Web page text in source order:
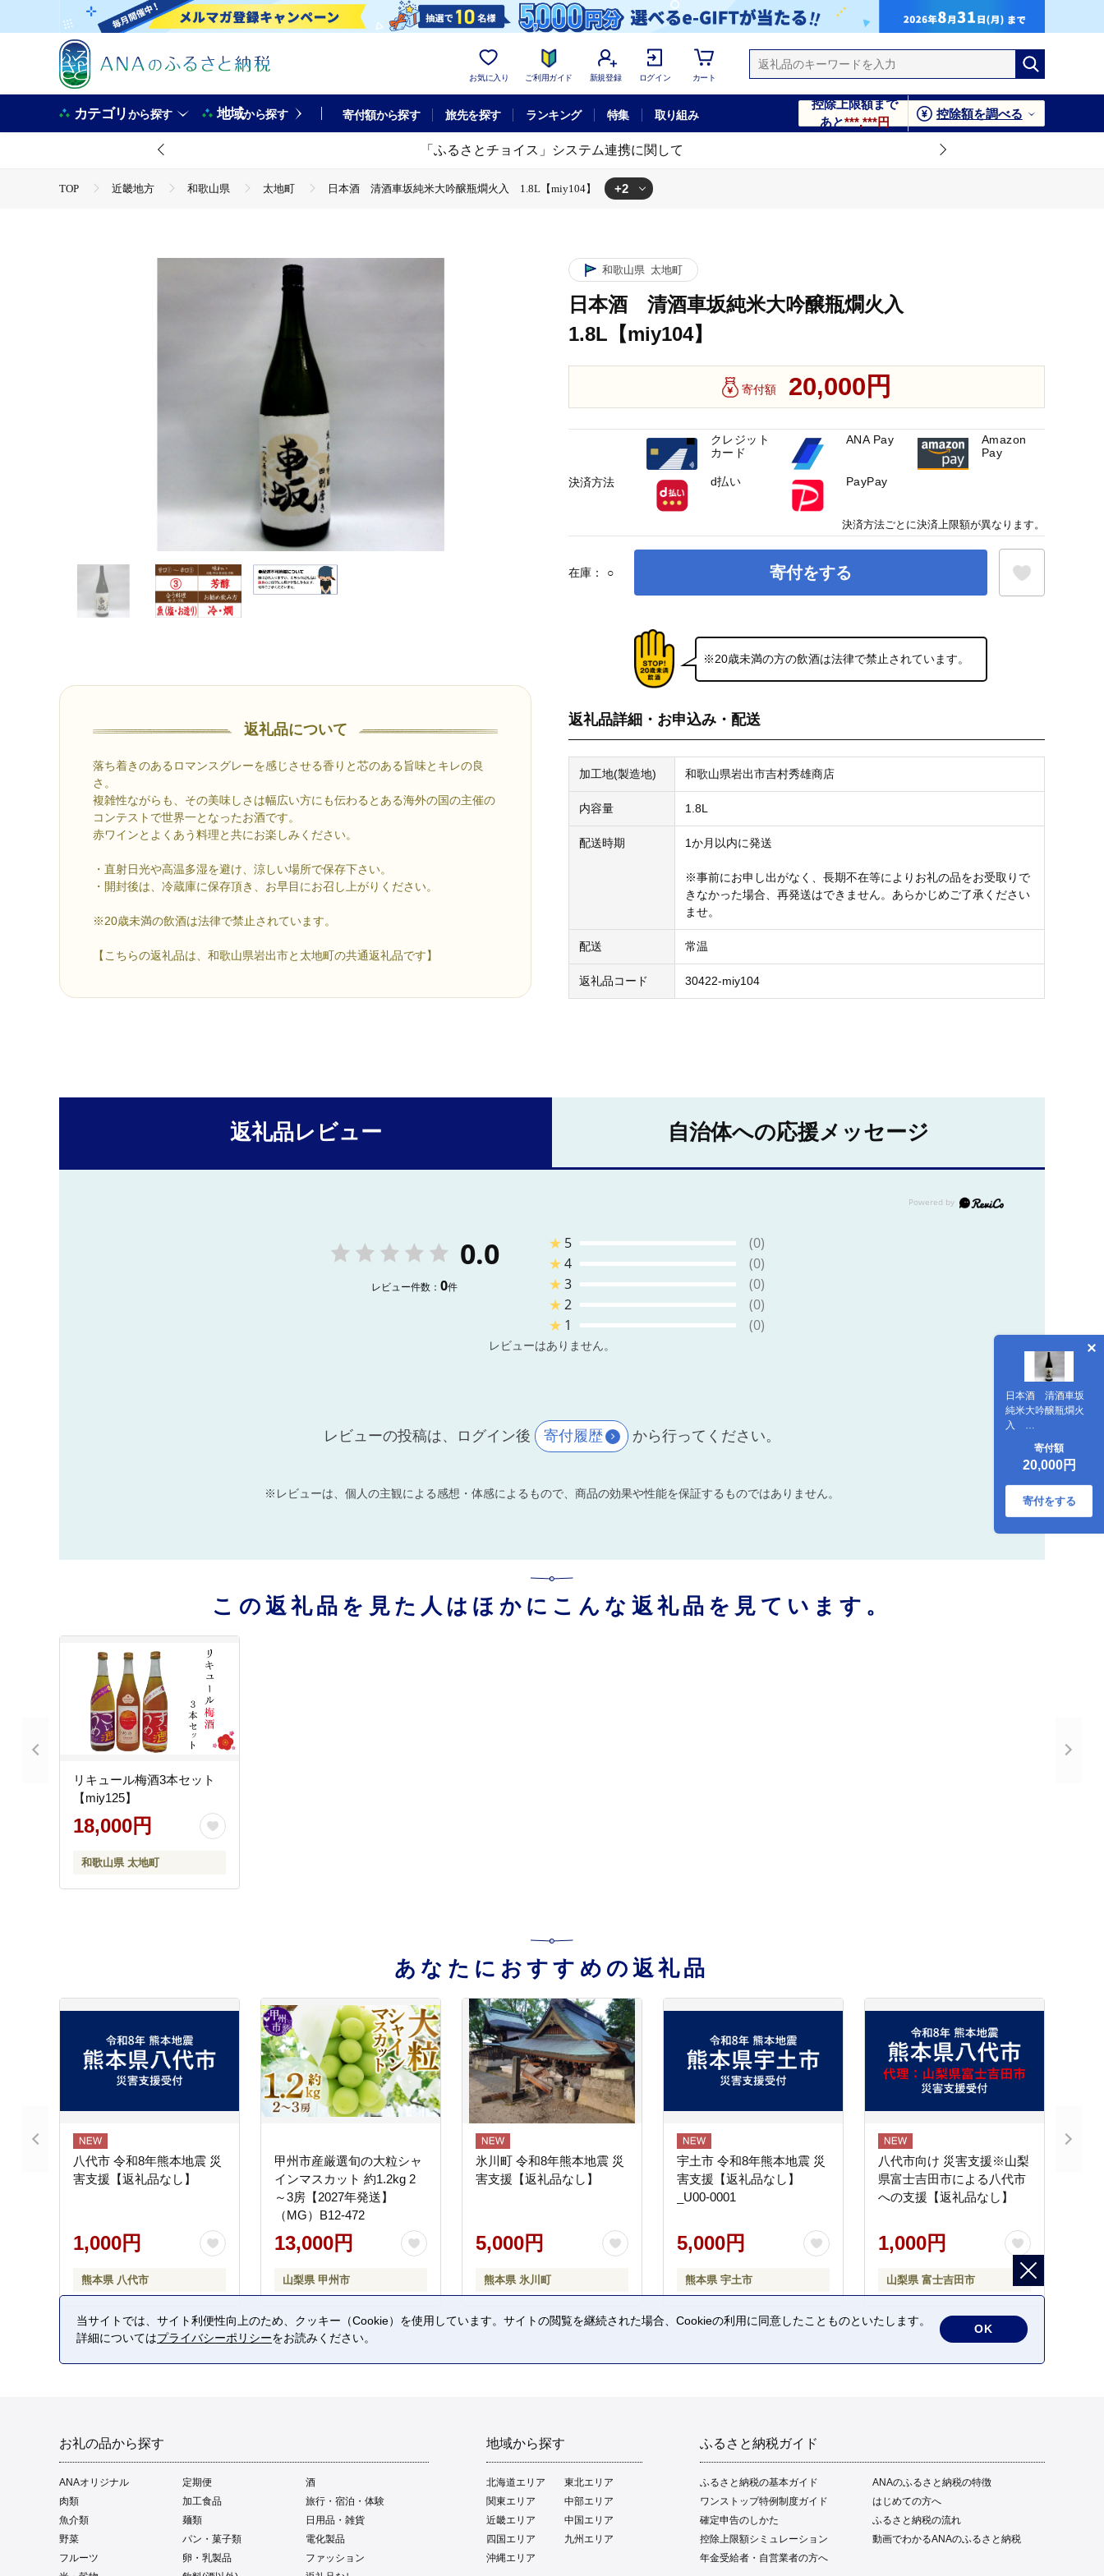
お気に入り ご利用ガイド 新規登録 ログイン カート
カテゴリから探す 地域から探す 寄付額から探す 旅先を探す ランキング 特集 取り組み
控除上限額まで
あと***,***円
控除額を調べる
「ふるさとチョイス」システム連携に関して
TOP 近畿地方 和歌山県 太地町 日本酒 清酒車坂純米大吟醸瓶燗火入 1.8L【miy104】 +2
返礼品について
落ち着きのあるロマンスグレーを感じさせる香りと芯のある旨味とキレの良
さ。
複雑性ながらも、その美味しさは幅広い方にも伝わるとある海外の国の主催の
コンテストで世界一となったお酒です。
赤ワインとよくあう料理と共にお楽しみください。
・直射日光や高温多湿を避け、涼しい場所で保存下さい。
・開封後は、冷蔵庫に保存頂き、お早目にお召し上がりください。
※20歳未満の飲酒は法律で禁止されています。
【こちらの返礼品は、和歌山県岩出市と太地町の共通返礼品です】
和歌山県 太地町
日本酒 清酒車坂純米大吟醸瓶燗火入
1.8L【miy104】
寄付額 20,000円
在庫： ○ 寄付をする
日本酒 清酒車坂
純米大吟醸瓶燗火
入
1.8L【miy104】
寄付額
20,000円
寄付をする
※20歳未満の方の飲酒は法律で禁止されています。
返礼品詳細・お申込み・配送
加工地(製造地) 和歌山県岩出市吉村秀雄商店
内容量 1.8L
配送時期 1か月以内に発送
※事前にお申し出がなく、長期不在等によりお礼の品をお受取りで
きなかった場合、再発送はできません。あらかじめご了承ください
ませ。
配送 常温
返礼品コード 30422-miy104
決済方法
クレジット
カード
ANA Pay
Amazon
Pay
d払い PayPay
決済方法ごとに決済上限額が異なります。
返礼品レビュー 自治体への応援メッセージ
0.0
レビュー件数： 0件
★ 5
(0)
★4
(0)
★3
(0)
★2
(0)
★ 1 (0)
レビューはありません。
レビューの投稿は、ログイン後 寄付履歴 から行ってください。
※レビューは、個人の主観による感想・体感によるもので、商品の効果や性能を保証するものではありません。
この返礼品を見た人はほかにこんな返礼品を見ています。
リキュール梅酒3本セット
【miy125】
18,000円
和歌山県 太地町
あなたにおすすめの返礼品
八代市 令和8年熊本地震 災
害支援【返礼品なし】
1,000円
熊本県 八代市
甲州市産厳選旬の大粒シャ
インマスカット 約1.2kg 2
～3房【2027年発送】
（MG）B12-472
13,000円
山梨県 甲州市
氷川町 令和8年熊本地震 災
害支援【返礼品なし】
5,000円
熊本県 氷川町
宇土市 令和8年熊本地震 災
害支援【返礼品なし】
_U00-0001
5,000円
熊本県 宇土市
八代市向け 災害支援※山梨
県富士吉田市による八代市
への支援【返礼品なし】
1,000円
山梨県 富士吉田市
お礼の品から探す
ANAオリジナル 定期便
酒
肉類
加工食品
旅行・宿泊・体験
魚介類
麺類
日用品・雑貨
野菜
パン・菓子類
電化製品
フルーツ
卵・乳製品
ファッション
地域から探す
北海道エリア
東北エリア
関東エリア
中部エリア
近畿エリア
中国エリア
四国エリア
九州エリア
沖縄エリア
ふるさと納税ガイド
ふるさと納税の基本ガイド
ANAのふるさと納税の特徴
ワンストップ特例制度ガイド
はじめての方へ
確定申告のしかた
ふるさと納税の流れ
控除上限額シミュレーション
動画でわかるANAのふるさと納税
年金受給者・自営業者の方へ
当サイトでは、サイト利便性向上のため、クッキー（Cookie）を使用しています。サイトの閲覧を継続された場合、Cookieの利用に同意したことものといたします。
詳細についてはプライバシーポリシーをお読みください。
OK